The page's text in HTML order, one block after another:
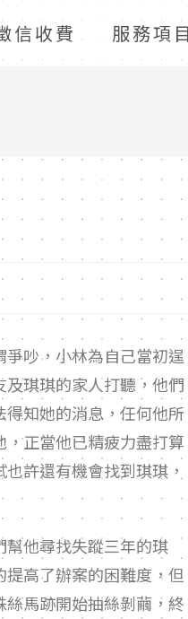
信收費 服務項
吵，小林為自己當初逞
琪琪的家人打聽，他們
知她的消息，任何他所
正當他已精疲力盡打算
許還有機會找到琪琪，
他尋找失蹤三年的琪
高了辦案的困難度，但
馬跡開始抽絲剝繭，終